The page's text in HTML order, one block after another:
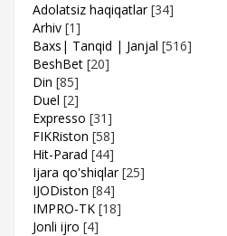
Adolatsiz haqiqatlar [34]
Arhiv [1]
Baxs| Tanqid | Janjal [516]
BeshBet [20]
Din [85]
Duel [2]
Expresso [31]
FIKRiston [58]
Hit-Parad [44]
Ijara qo'shiqlar [25]
IJODiston [84]
IMPRO-TK [18]
Jonli ijro [4]